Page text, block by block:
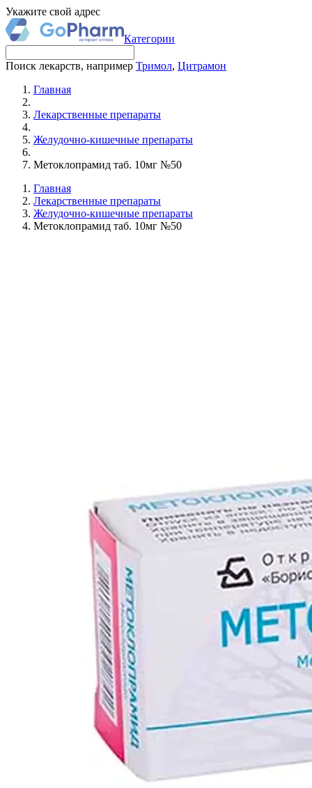
Укажите свой адрес
Категории
Поиск лекарств, например Тримол, Цитрамон
Главная
Лекарственные препараты
Желудочно-кишечные препараты
Метоклопрамид таб. 10мг №50
Главная
Лекарственные препараты
Желудочно-кишечные препараты
Метоклопрамид таб. 10мг №50